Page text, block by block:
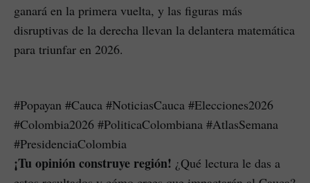
ganará en la primera vuelta, y las figuras más
disruptivas de la derecha llevan la delantera matemática
para triunfar en 2026.
#Popayan #Cauca #NoticiasCauca #Elecciones2026
#Colombia2026 #PoliticaColombiana #AtlasSemana
#PresidenciaColombia
¡Tu opinión construye región! ¿Qué lectura le das a